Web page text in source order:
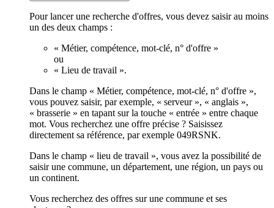
Pour lancer une recherche d'offres, vous devez saisir au moins
un des deux champs :
« Métier, compétence, mot-clé, n° d'offre »
ou
« Lieu de travail ».
Dans le champ « Métier, compétence, mot-clé, n° d'offre »,
vous pouvez saisir, par exemple, « serveur », « anglais »,
« brasserie » en tapant sur la touche « entrée » entre chaque
mot. Vous recherchez une offre précise ? Saisissez
directement sa référence, par exemple 049RSNK.
Dans le champ « lieu de travail », vous avez la possibilité de
saisir une commune, un département, une région, un pays ou
un continent.
Vous recherchez des offres sur une commune et ses